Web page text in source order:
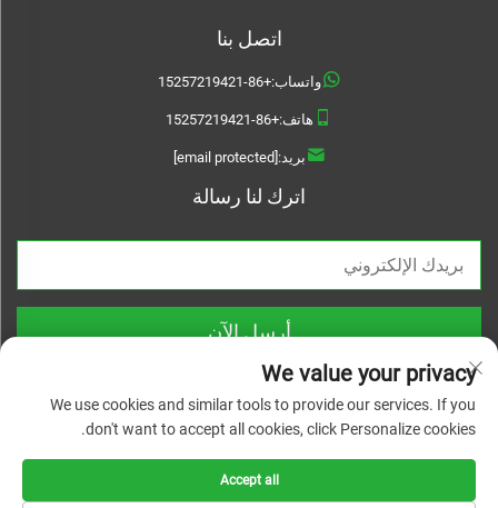
اتصل بنا
واتساب:+86-15257219421
هاتف:+86-15257219421
بريد:
اترك لنا رسالة
أرسل الآن
We value your privacy
We use cookies and similar tools to provide our services. If you
don't want to accept all cookies, click Personalize cookies.
Accept all